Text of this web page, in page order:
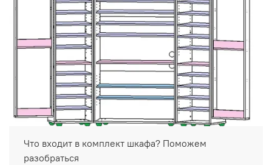
Что входит в комплект шкафа? Поможем
разобраться